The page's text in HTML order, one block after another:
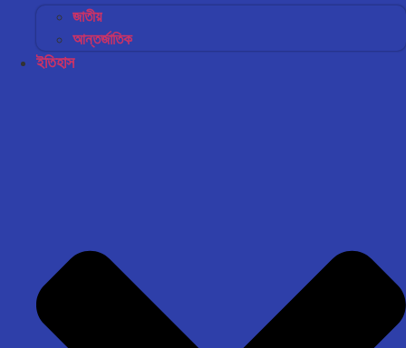
জাতীয়
আন্তর্জাতিক
ইতিহাস